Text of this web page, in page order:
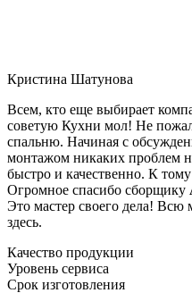
Кристина Шатунова
Всем, кто еще выбирает
советую Кухни мол! Не
спальню. Начиная с
монтажом никаких проблем
быстро и качественно. К
Огромное спасибо сборщику
Это мастер своего дела! Всю
здесь.
Качество продукции
Уровень сервиса
Срок изготовления